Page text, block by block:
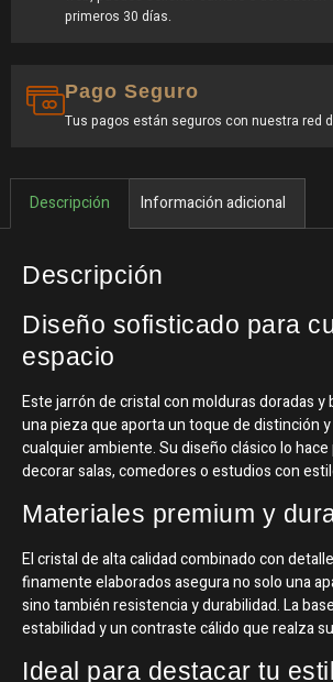
primeros 30 días.
Pago Seguro
Tus pagos están seguros con nuestra red
Descripción Información adicional
Descripción
Diseño sofisticado para
espacio
Este jarrón de cristal con molduras doradas y
una pieza que aporta un toque de distinción
cualquier ambiente. Su diseño clásico lo
decorar salas, comedores o estudios con
Materiales premium y
El cristal de alta calidad combinado con
finamente elaborados asegura no solo una
sino también resistencia y durabilidad. La
estabilidad y un contraste cálido que realza
Ideal para destacar tu